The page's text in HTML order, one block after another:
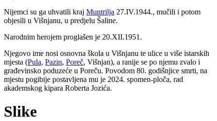
Nijemci su ga uhvatili kraj Muntrilja 27.IV.1944., mučili i potom
objesili u Višnjanu, u predjelu Šaline.
Narodnim herojem proglašen je 20.XII.1951.
Njegovo ime nosi osnovna škola u Višnjanu te ulice u više istarskih
mjesta (Pula, Pazin, Poreč, Višnjan), a ranije se po njemu zvalo i
građevinsko poduzeće u Poreču. Povodom 80. godišnjice smrti, na
mjestu pogibije postavljena mu je 2024. spomen-ploča, rad
akademskog kipara Roberta Jozića.
Slike